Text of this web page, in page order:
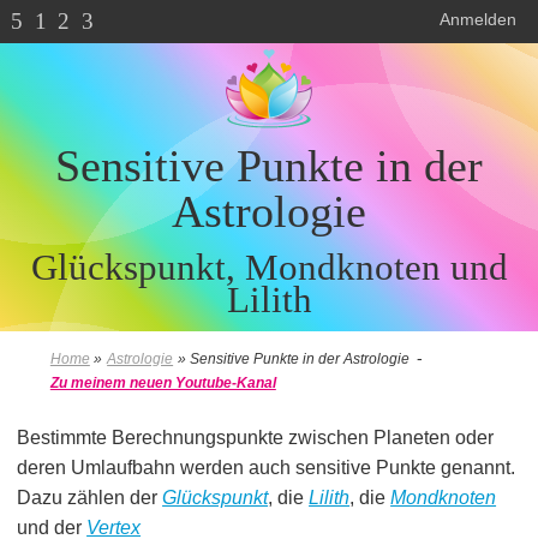
5 1 2 3 Anmelden
Sensitive Punkte in der
Astrologie
Glückspunkt, Mondknoten und
Lilith
Home » Astrologie » Sensitive Punkte in der Astrologie -
Zu meinem neuen Youtube-Kanal
Bestimmte Berechnungspunkte zwischen Planeten oder
deren Umlaufbahn werden auch sensitive Punkte genannt.
Dazu zählen derGlückspunkt, dieLilith, dieMondknoten
und der Vertex